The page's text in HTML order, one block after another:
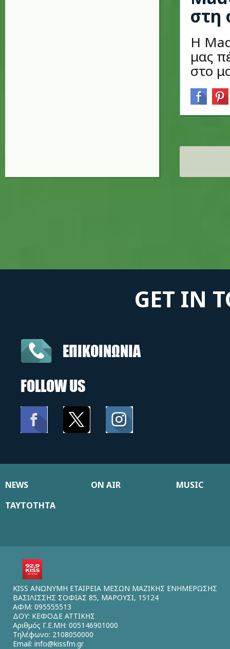
στη
H
μας
στο
Σελίδες
GET IN
ΕΠΙΚΟΙΝΩΝΙΑ
FOLLOW US
NEWS ON AIR
MUSIC
ΤΑΥΤΟΤΗΤΑ
KISS ΑΝΩΝΥΜΗ ΕΤΑΙΡΕΙΑ ΜΕΣΩΝ ΜΑΖΙΚΗΣ ΕΝΗΜΕΡΩΣΗΣ
ΒΑΣΙΛΙΣΣΗΣ ΣΟΦΙΑΣ 85, ΜΑΡΟΥΣΙ, 15124
ΑΦΜ: 095555513
ΔΟΥ: ΚΕΦΟΔΕ ΑΤΤΙΚΗΣ
Αριθμός Γ.Ε.ΜΗ: 005146901000
Τηλέφωνο: 2108050000
Email: info@kissfm.gr